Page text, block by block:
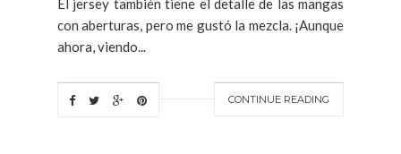
El jersey también tiene el detalle de las mangas
con aberturas, pero me gustó la mezcla. ¡Aunque
ahora, viendo...
CONTINUE READING